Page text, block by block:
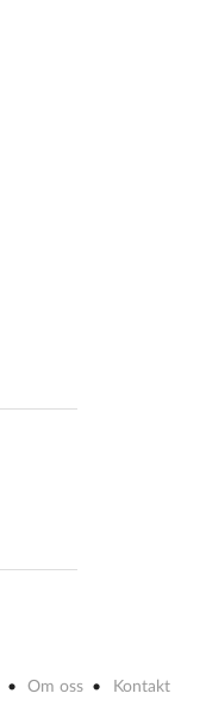
Om oss Kontakt